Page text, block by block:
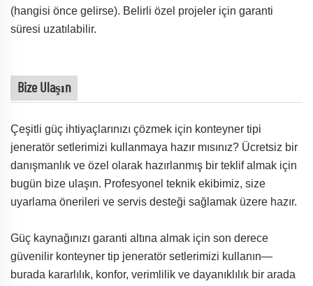
(hangisi önce gelirse). Belirli özel projeler için garanti
süresi uzatılabilir.
Bize Ulaşın
Çeşitli güç ihtiyaçlarınızı çözmek için konteyner tipi
jeneratör setlerimizi kullanmaya hazır mısınız? Ücretsiz bir
danışmanlık ve özel olarak hazırlanmış bir teklif almak için
bugün bize ulaşın. Profesyonel teknik ekibimiz, size
uyarlama önerileri ve servis desteği sağlamak üzere hazır.
Güç kaynağınızı garanti altına almak için son derece
güvenilir konteyner tip jeneratör setlerimizi kullanın—
burada kararlılık, konfor, verimlilik ve dayanıklılık bir arada